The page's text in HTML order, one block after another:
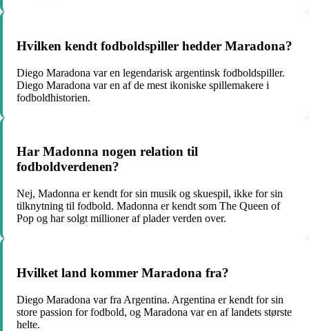
Hvilken kendt fodboldspiller hedder Maradona?
Diego Maradona var en legendarisk argentinsk fodboldspiller.
Diego Maradona var en af de mest ikoniske spillemakere i
fodboldhistorien.
Har Madonna nogen relation til
fodboldverdenen?
Nej, Madonna er kendt for sin musik og skuespil, ikke for sin
tilknytning til fodbold. Madonna er kendt som The Queen of
Pop og har solgt millioner af plader verden over.
Hvilket land kommer Maradona fra?
Diego Maradona var fra Argentina. Argentina er kendt for sin
store passion for fodbold, og Maradona var en af landets største
helte.